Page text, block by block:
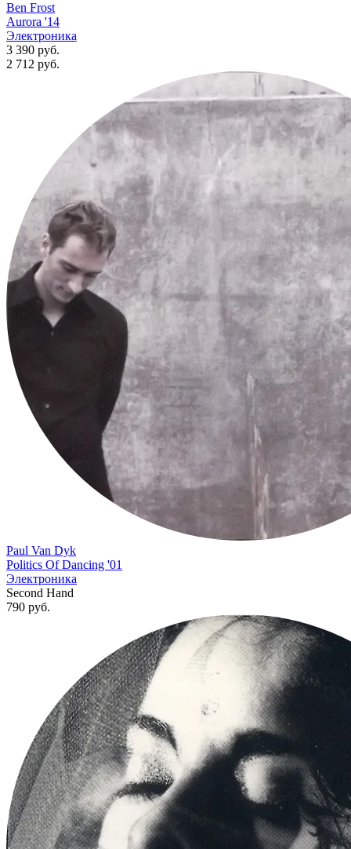
Ben Frost
Aurora '14
Электроника
3 390 руб.
2 712 руб.
Paul Van Dyk
Politics Of Dancing '01
Электроника
Second Hand
790 руб.